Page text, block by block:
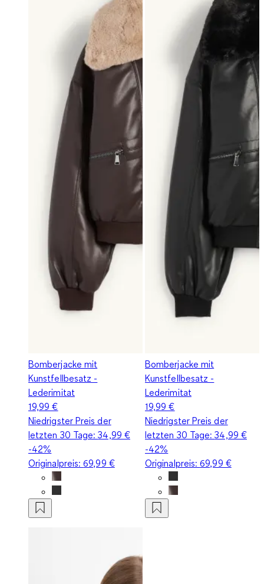
Bomberjacke mit
Kunstfellbesatz -
Lederimitat
19,99 €
Niedrigster Preis der
letzten 30 Tage:34,99 €
-42%
Originalpreis:69,99 €
Bomberjacke mit
Kunstfellbesatz -
Lederimitat
19,99 €
Niedrigster Preis der
letzten 30 Tage:34,99 €
-42%
Originalpreis:69,99 €